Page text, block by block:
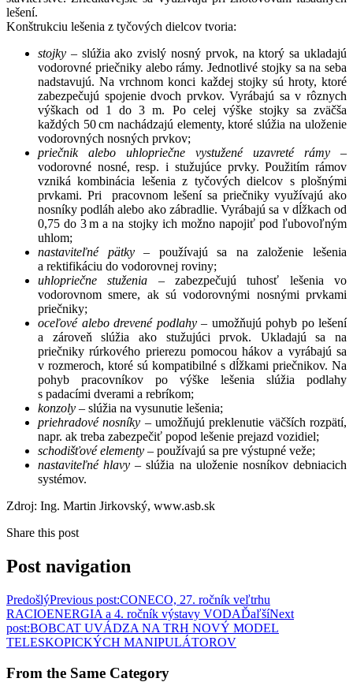
lešení.
Konštrukciu lešenia z tyčových dielcov tvoria:
stojky – slúžia ako zvislý nosný prvok, na ktorý sa ukladajú
vodorovné priečniky alebo rámy. Jednotlivé stojky sa na seba
nadstavujú. Na vrchnom konci každej stojky sú hroty, ktoré
zabezpečujú spojenie dvoch prvkov. Vyrábajú sa v rôznych
výškach od 1 do 3 m. Po celej výške stojky sa zväčša
každých 50 cm nachádzajú elementy, ktoré slúžia na uloženie
vodorovných nosných prvkov;
priečnik alebo uhlopriečne vystužené uzavreté rámy –
vodorovné nosné, resp. i stužujúce prvky. Použitím rámov
vzniká kombinácia lešenia z tyčových dielcov s plošnými
prvkami. Pri pracovnom lešení sa priečniky využívajú ako
nosníky podláh alebo ako zábradlie. Vyrábajú sa v dĺžkach od
0,75 do 3 m a na stojky ich možno napojiť pod ľubovoľným
uhlom;
nastaviteľné pätky– používajú sa na založenie lešenia
a rektifikáciu do vodorovnej roviny;
uhlopriečne stuženia – zabezpečujú tuhosť lešenia vo
vodorovnom smere, ak sú vodorovnými nosnými prvkami
priečniky;
oceľové alebo drevené podlahy– umožňujú pohyb po lešení
a zároveň slúžia ako stužujúci prvok. Ukladajú sa na
priečniky rúrkového prierezu pomocou hákov a vyrábajú sa
v rozmeroch, ktoré sú kompatibilné s dĺžkami priečnikov. Na
pohyb pracovníkov po výške lešenia slúžia podlahy
s padacími dverami a rebríkom;
konzoly – slúžia na vysunutie lešenia;
priehradové nosníky – umožňujú preklenutie väčších rozpätí,
napr. ak treba zabezpečiť popod lešenie prejazd vozidiel;
schodišťové elementy – používajú sa pre výstupné veže;
nastaviteľné hlavy – slúžia na uloženie nosníkov debniacich
systémov.
Zdroj: Ing. Martin Jirkovský, www.asb.sk
Share this post
Post navigation
PredošlýPrevious post:CONECO, 27. ročník veľtrhu
RACIOENERGIA a 4. ročník výstavy VODAĎaľšíNext
post:BOBCAT UVÁDZA NA TRH NOVÝ MODEL
TELESKOPICKÝCH MANIPULÁTOROV
From the Same Category